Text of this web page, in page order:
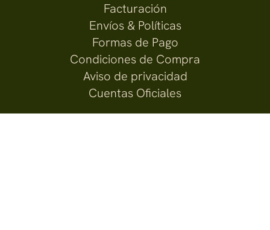
Facturación
Envíos & Políticas
Formas de Pago
Condiciones de Compra
Aviso de privacidad
Cuentas Oficiales